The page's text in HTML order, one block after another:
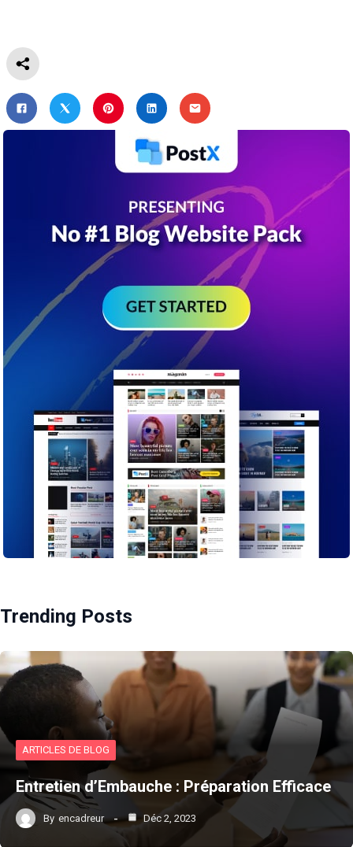
Trending Posts
ARTICLES DE BLOG
Entretien d’Embauche : Préparation Efficace
By encadreur Déc 2, 2023